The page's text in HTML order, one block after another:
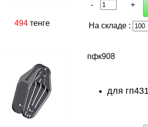
494 тенге
- +
На складе :
пфк908
для